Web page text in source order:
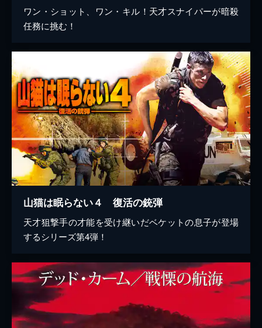
ワン・ショット、ワン・キル！天才スナイパーが暗殺
任務に挑む！
山猫は眠らない４ 復活の銃弾
天才狙撃手の才能を受け継いだベケットの息子が登場
するシリーズ第4弾！